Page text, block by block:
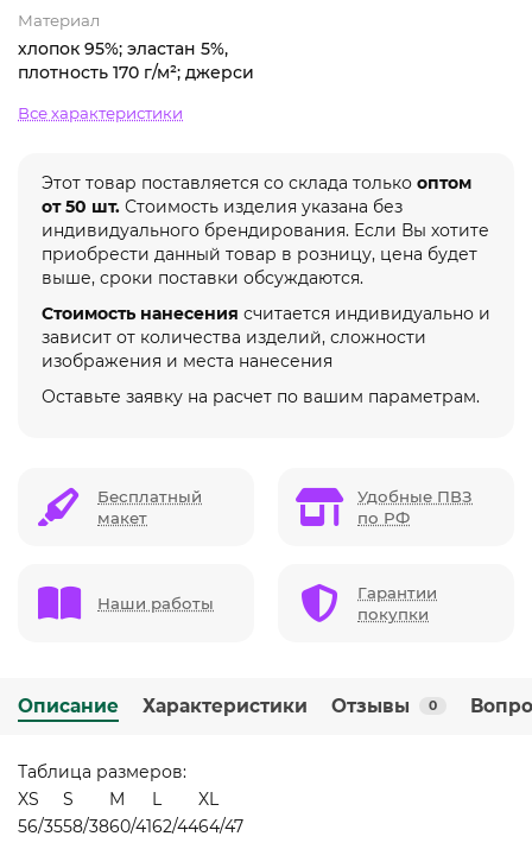
Материал
хлопок 95%; эластан 5%,
плотность 170 г/м²; джерси
Все характеристики
Этот товар поставляется со склада только оптом
от 50 шт. Стоимость изделия указана без
индивидуального брендирования. Если Вы хотите
приобрести данный товар в розницу, цена будет
выше, сроки поставки обсуждаются.
Стоимость нанесения считается индивидуально и
зависит от количества изделий, сложности
изображения и места нанесения
Оставьте заявку на расчет по вашим параметрам.
Бесплатный
макет
Удобные ПВЗ
по РФ
Наши работы
Гарантии
покупки
Описание Характеристики Отзывы 0
Таблица размеров:
XS
S M L
XL
56/3558/3860/4162/4464/47